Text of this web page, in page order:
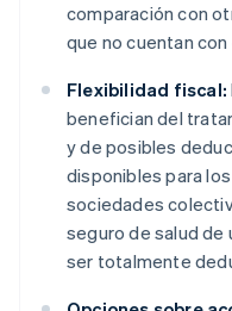
comparación con
que no cuentan
Flexibilidad fiscal:
benefician del
y de posibles
disponibles para
sociedades
seguro de salud de
ser totalmente